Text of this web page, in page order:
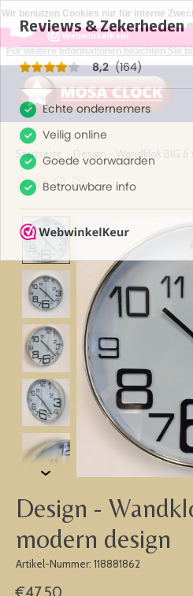
8,2
164 Reviews
Kies uw taal: NL -- Wählen Sie ihre
Startseite Design - Wandklok BIG
Product image
Design -
modern design
Artikel-Nummer: 118881862
€47,50
Wir benutzen Cookies nur für interne
Ist das in Ordnung?
Für weitere Informationen beachten Sie